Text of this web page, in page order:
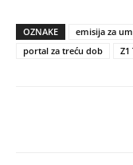
OZNAKE emisija za
portal za treću dob
Z1